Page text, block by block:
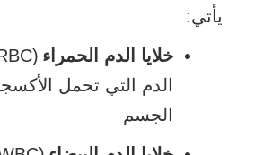
يأتي:
خلايا الدم الحمراء
الدم التي تحمل
الجسم